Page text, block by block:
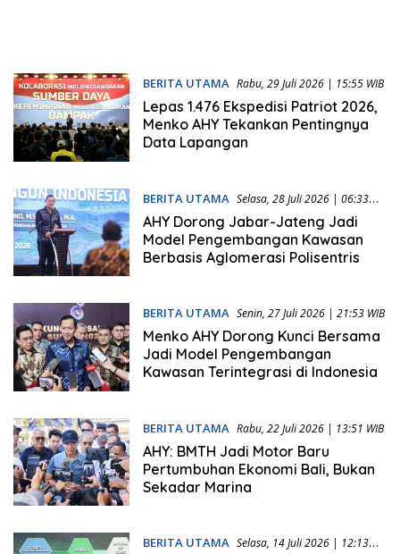
BERITA UTAMA Rabu, 29 Juli 2026 | 15:55 WIB
Lepas 1.476 Ekspedisi Patriot 2026,
Menko AHY Tekankan Pentingnya
Data Lapangan
BERITA UTAMA Selasa, 28 Juli 2026 | 06:33
WIB
AHY Dorong Jabar-Jateng Jadi
Model Pengembangan Kawasan
Berbasis Aglomerasi Polisentris
BERITA UTAMA Senin, 27 Juli 2026 | 21:53 WIB
Menko AHY Dorong Kunci Bersama
Jadi Model Pengembangan
Kawasan Terintegrasi di Indonesia
BERITA UTAMA Rabu, 22 Juli 2026 | 13:51 WIB
AHY: BMTH Jadi Motor Baru
Pertumbuhan Ekonomi Bali, Bukan
Sekadar Marina
BERITA UTAMA Selasa, 14 Juli 2026 | 12:13